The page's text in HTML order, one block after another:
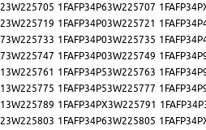
1FAFP34P63W225707
1FAFP34P03W225721
1FAFP34P03W225735
1FAFP34P03W225749
1FAFP34P53W225763
1FAFP34P53W225777
1FAFP34PX3W225791
1FAFP34P63W225805